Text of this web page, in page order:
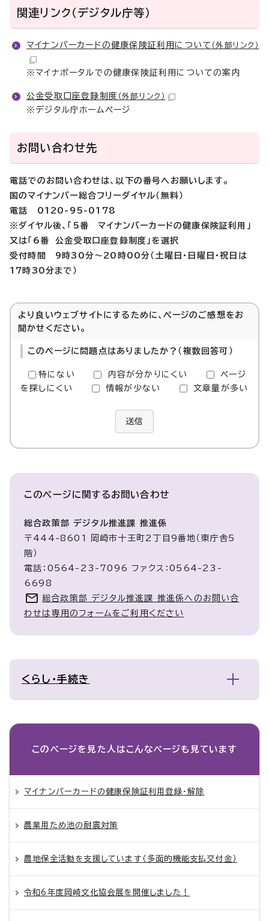
関連リンク（デジタル庁等）
マイナンバーカードの健康保険証利用について （外部リンク）
※マイナポータルでの健康保険証利用についての案内
公金受取口座登録制度 （外部リンク）
※デジタル庁ホームページ
お問い合わせ先
電話でのお問い合わせは、以下の番号へお願いします。
国のマイナンバー総合フリーダイヤル（無料）
電話 0120-95-0178
※ダイヤル後、「5番 マイナンバーカードの健康保険証利用」
又は「6番 公金受取口座登録制度」を選択
受付時間 9時30分～20時00分（ 土曜日・日曜日・祝日は
17時30分まで）
より良いウェブサイトにするために、ページのご感想をお
聞かせください。
このページに問題点はありましたか？（複数回答可）
特にない 内容が分かりにくい
ページ
を探しにくい
情報が少ない 文章量が多い
送信
このページに関するお問い合わせ
総合政策部 デジタル推進課 推進係
〒444-8601 岡崎市十王町2丁目9番地（東庁舎5
階）
電話：0564-23-7096 ファクス：0564-23-
6698
総合政策部 デジタル推進課 推進係へのお問い合
わせは専用のフォームをご利用ください
くらし・手続き
このページを見た人は こんなページも見ています
マイナンバーカードの健康保険証利用登録・解除
農業用ため池の耐震対策
農地保全活動を支援しています（多面的機能支払交付金）
令和6年度岡崎文化協会展を開催しました！